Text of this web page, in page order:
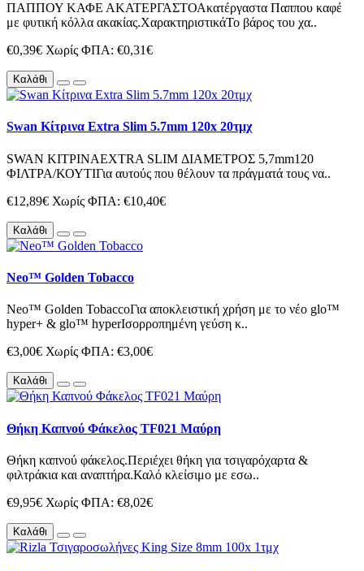
ΠΑΠΠΟΥ ΚΑΦΕ ΑΚΑΤΕΡΓΑΣΤΟΑκατέργαστα Παππου καφέ
με φυτική κόλλα ακακίας.ΧαρακτηριστικάΤο βάρος του χα..
€0,39€ Χωρίς ΦΠΑ: €0,31€
Καλάθι
Swan Κίτρινα Extra Slim 5.7mm 120x 20τμχ
SWAN ΚΙΤΡΙΝΑEXTRA SLIM ΔΙΑΜΕΤΡΟΣ 5,7mm120
ΦΙΛΤΡΑ/ΚΟΥΤΙΓια αυτούς που θέλουν τα πράγματά τους να..
€12,89€ Χωρίς ΦΠΑ: €10,40€
Καλάθι
Neo™ Golden Tobacco
Neo™ Golden TobaccoΓια αποκλειστική χρήση με το νέο glo™
hyper+ & glo™ hyperΙσορροπημένη γεύση κ..
€3,00€ Χωρίς ΦΠΑ: €3,00€
Καλάθι
Θήκη Καπνού Φάκελος TF021 Μαύρη
Θήκη καπνού φάκελος.Περιέχει θήκη για τσιγαρόχαρτα &
φιλτράκια και αναπτήρα.Καλό κλείσιμο με εσω..
€9,95€ Χωρίς ΦΠΑ: €8,02€
Καλάθι